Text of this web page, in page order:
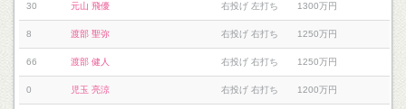
30 元山 飛優 右投げ 左打ち 1300万円
8 渡部 聖弥 右投げ 右打ち 1250万円
66 渡部 健人 右投げ 右打ち 1250万円
0 児玉 亮涼 右投げ 右打ち 1200万円